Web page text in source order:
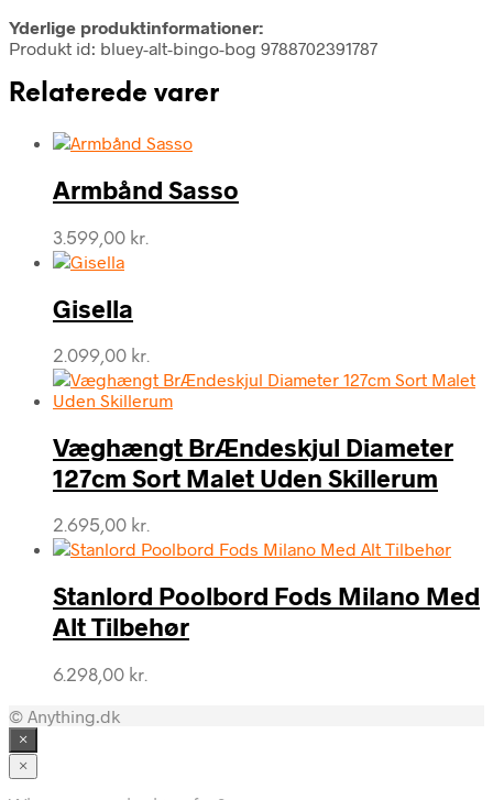
Yderlige produktinformationer:
Produkt id: bluey-alt-bingo-bog 9788702391787
Relaterede varer
Armbånd Sasso
3.599,00 kr.
Gisella
2.099,00 kr.
Væghængt BrÆndeskjul Diameter
127cm Sort Malet Uden Skillerum
2.695,00 kr.
Stanlord Poolbord Fods Milano Med
Alt Tilbehør
6.298,00 kr.
© Anything.dk
×
×